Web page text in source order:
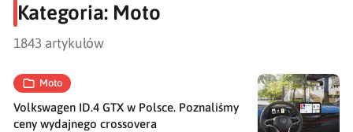
Kategoria: Moto
1843 artykułów
Moto
Volkswagen ID.4 GTX w Polsce. Poznaliśmy
ceny wydajnego crossovera